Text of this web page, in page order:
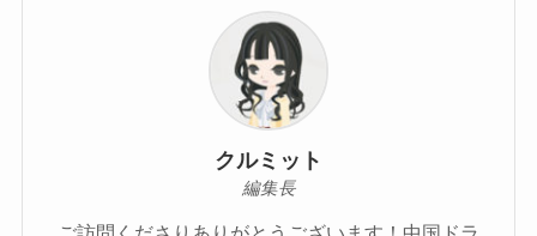
クルミット
編集長